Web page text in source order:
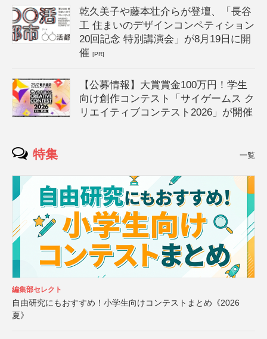
乾久美子や藤本壮介らが登壇、「長谷
工 住まいのデザインコンペティション
20回記念 特別講演会」が8月19日に開
催[PR]
【公募情報】大賞賞金100万円！学生
向け創作コンテスト「サイゲームス ク
リエイティブコンテスト2026」が開催
特集 一覧
編集部セレクト
自由研究にもおすすめ！小学生向けコンテストまとめ《2026
夏》